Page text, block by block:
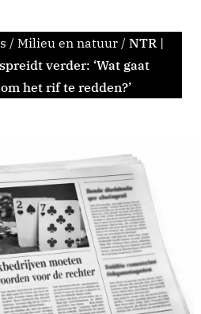
/ Milieu en natuur / NTR |
verder: ‘Wat gaat
het rif te redden?’